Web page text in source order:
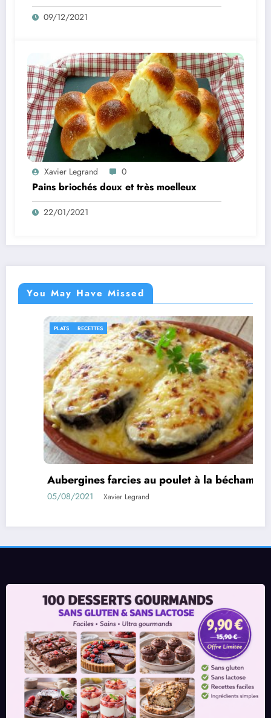
09/12/2021
Xavier Legrand 0
Pains briochés doux et très moelleux
22/01/2021
You May Have Missed
RECETTES
Aubergines farcies au poulet à la béchamel
05/08/2021 Xavier Legrand